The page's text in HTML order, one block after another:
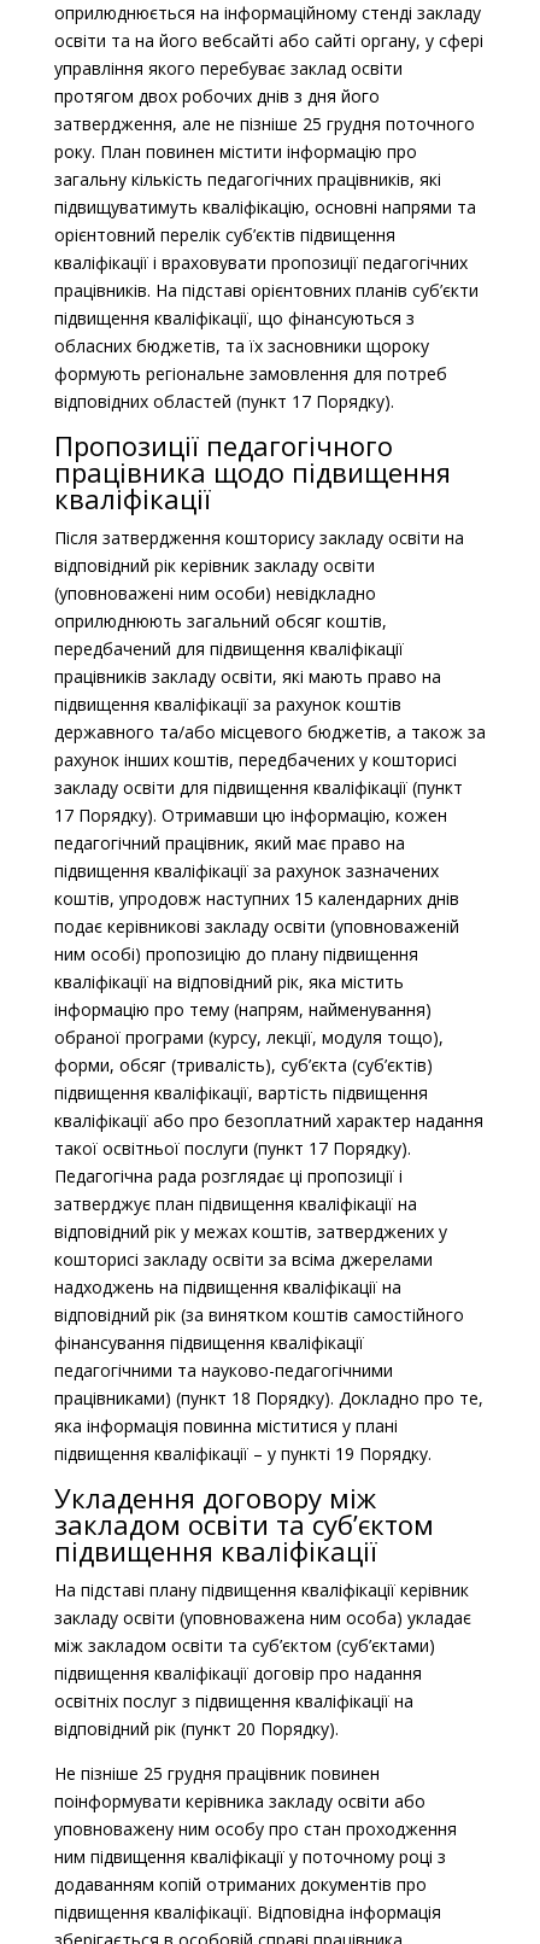
оприлюднюється на інформаційному стенді закладу
освіти та на його вебсайті або сайті органу, у сфері
управління якого перебуває заклад освіти
протягом двох робочих днів з дня його
затвердження, але не пізніше 25 грудня поточного
року. План повинен містити інформацію про
загальну кількість педагогічних працівників, які
підвищуватимуть кваліфікацію, основні напрями та
орієнтовний перелік суб’єктів підвищення
кваліфікації і враховувати пропозиції педагогічних
працівників. На підставі орієнтовних планів суб’єкти
підвищення кваліфікації, що фінансуються з
обласних бюджетів, та їх засновники щороку
формують регіональне замовлення для потреб
відповідних областей (пункт 17 Порядку).
Пропозиції педагогічного
працівника щодо підвищення
кваліфікації
Після затвердження кошторису закладу освіти на
відповідний рік керівник закладу освіти
(уповноважені ним особи) невідкладно
оприлюднюють загальний обсяг коштів,
передбачений для підвищення кваліфікації
працівників закладу освіти, які мають право на
підвищення кваліфікації за рахунок коштів
державного та/або місцевого бюджетів, а також за
рахунок інших коштів, передбачених у кошторисі
закладу освіти для підвищення кваліфікації (пункт
17 Порядку). Отримавши цю інформацію, кожен
педагогічний працівник, який має право на
підвищення кваліфікації за рахунок зазначених
коштів, упродовж наступних 15 календарних днів
подає керівникові закладу освіти (уповноваженій
ним особі) пропозицію до плану підвищення
кваліфікації на відповідний рік, яка містить
інформацію про тему (напрям, найменування)
обраної програми (курсу, лекції, модуля тощо),
форми, обсяг (тривалість), суб’єкта (суб’єктів)
підвищення кваліфікації, вартість підвищення
кваліфікації або про безоплатний характер надання
такої освітньої послуги (пункт 17 Порядку).
Педагогічна рада розглядає ці пропозиції і
затверджує план підвищення кваліфікації на
відповідний рік у межах коштів, затверджених у
кошторисі закладу освіти за всіма джерелами
надходжень на підвищення кваліфікації на
відповідний рік (за винятком коштів самостійного
фінансування підвищення кваліфікації
педагогічними та науково-педагогічними
працівниками) (пункт 18 Порядку). Докладно про те,
яка інформація повинна міститися у плані
підвищення кваліфікації – у пункті 19 Порядку.
Укладення договору між
закладом освіти та суб’єктом
підвищення кваліфікації
На підставі плану підвищення кваліфікації керівник
закладу освіти (уповноважена ним особа) укладає
між закладом освіти та суб’єктом (суб’єктами)
підвищення кваліфікації договір про надання
освітніх послуг з підвищення кваліфікації на
відповідний рік (пункт 20 Порядку).
Не пізніше 25 грудня працівник повинен
поінформувати керівника закладу освіти або
уповноважену ним особу про стан проходження
ним підвищення кваліфікації у поточному році з
додаванням копій отриманих документів про
підвищення кваліфікації. Відповідна інформація